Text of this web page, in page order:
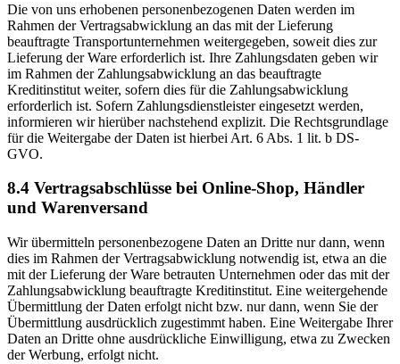
Die von uns erhobenen personenbezogenen Daten werden im
Rahmen der Vertragsabwicklung an das mit der Lieferung
beauftragte Transportunternehmen weitergegeben, soweit dies zur
Lieferung der Ware erforderlich ist. Ihre Zahlungsdaten geben wir
im Rahmen der Zahlungsabwicklung an das beauftragte
Kreditinstitut weiter, sofern dies für die Zahlungsabwicklung
erforderlich ist. Sofern Zahlungsdienstleister eingesetzt werden,
informieren wir hierüber nachstehend explizit. Die Rechtsgrundlage
für die Weitergabe der Daten ist hierbei Art. 6 Abs. 1 lit. b DS-
GVO.
8.4 Vertragsabschlüsse bei Online-Shop, Händler
und Warenversand
Wir übermitteln personenbezogene Daten an Dritte nur dann, wenn
dies im Rahmen der Vertragsabwicklung notwendig ist, etwa an die
mit der Lieferung der Ware betrauten Unternehmen oder das mit der
Zahlungsabwicklung beauftragte Kreditinstitut. Eine weitergehende
Übermittlung der Daten erfolgt nicht bzw. nur dann, wenn Sie der
Übermittlung ausdrücklich zugestimmt haben. Eine Weitergabe Ihrer
Daten an Dritte ohne ausdrückliche Einwilligung, etwa zu Zwecken
der Werbung, erfolgt nicht.